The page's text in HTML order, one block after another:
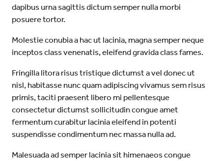
dapibus urna sagittis dictum semper nulla morbi
posuere tortor.
Molestie conubia a hac ut lacinia, magna semper neque
inceptos class venenatis, eleifend gravida class fames.
Fringilla litora risus tristique dictumst a vel donec ut
nisl, habitasse nunc quam adipiscing vivamus sem risus
primis, taciti praesent libero mi pellentesque
consectetur dictumst sollicitudin congue amet
fermentum curabitur lacinia eleifend in potenti
suspendisse condimentum nec massa nulla ad.
Malesuada ad semper lacinia sit himenaeos congue